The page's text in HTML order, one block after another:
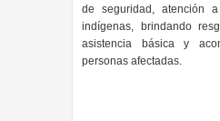
de seguridad, atención
indígenas, brindando
asistencia básica y
personas afectadas.